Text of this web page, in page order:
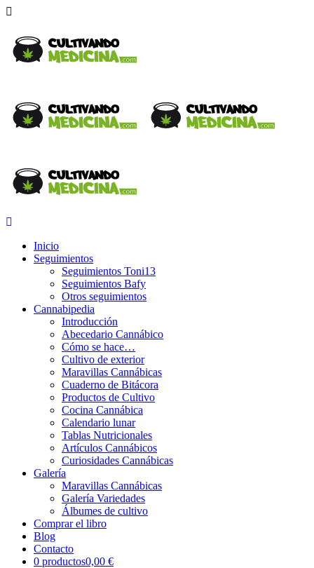
Inicio
Seguimientos
Seguimientos Toni13
Seguimientos Bafy
Otros seguimientos
Cannabipedia
Introducción
Abecedario Cannábico
Cómo se hace…
Cultivo de exterior
Maravillas Cannábicas
Cuaderno de Bitácora
Productos de Cultivo
Cocina Cannábica
Calendario lunar
Tablas Nutricionales
Artículos Cannábicos
Curiosidades Cannábicas
Galería
Maravillas Cannábicas
Galería Variedades
Álbumes de cultivo
Comprar el libro
Blog
Contacto
0 productos0,00 €